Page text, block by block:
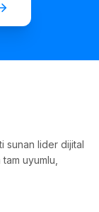
sunan lider dijital
uyumlu,